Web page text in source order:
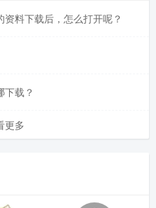
料下载后，怎么打开呢？
下载？
更多